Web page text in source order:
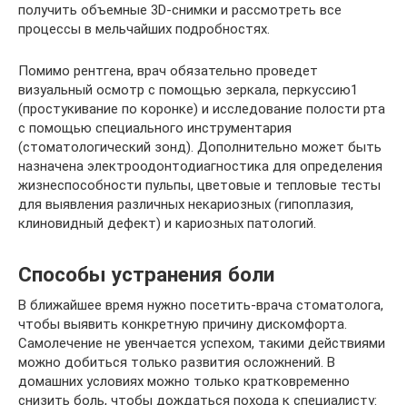
получить объемные 3D-снимки и рассмотреть все
процессы в мельчайших подробностях.
Помимо рентгена, врач обязательно проведет
визуальный осмотр с помощью зеркала, перкуссию1
(простукивание по коронке) и исследование полости рта
с помощью специального инструментария
(стоматологический зонд). Дополнительно может быть
назначена электроодонтодиагностика для определения
жизнеспособности пульпы, цветовые и тепловые тесты
для выявления различных некариозных (гипоплазия,
клиновидный дефект) и кариозных патологий.
Способы устранения боли
В ближайшее время нужно посетить-врача стоматолога,
чтобы выявить конкретную причину дискомфорта.
Самолечение не увенчается успехом, такими действиями
можно добиться только развития осложнений. В
домашних условиях можно только кратковременно
снизить боль, чтобы дождаться похода к специалисту: